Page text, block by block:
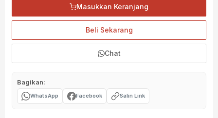
Masukkan Keranjang
Beli Sekarang
Chat
Bagikan:
WhatsApp Facebook Salin Link